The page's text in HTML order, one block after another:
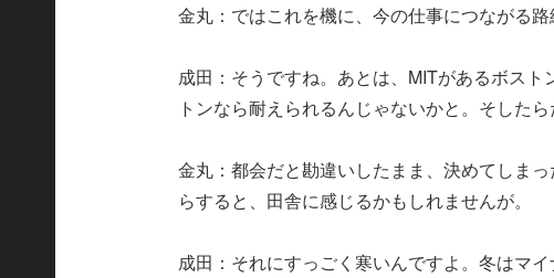
金丸：ではこれを機に、今の仕事につながる路
成田：そうですね。あとは、MITがあるボス
トンなら耐えられるんじゃないかと。そしたら
金丸：都会だと勘違いしたまま、決めてしま
らすると、田舎に感じるかもしれませんが。
成田：それにすっごく寒いんですよ。冬はマ